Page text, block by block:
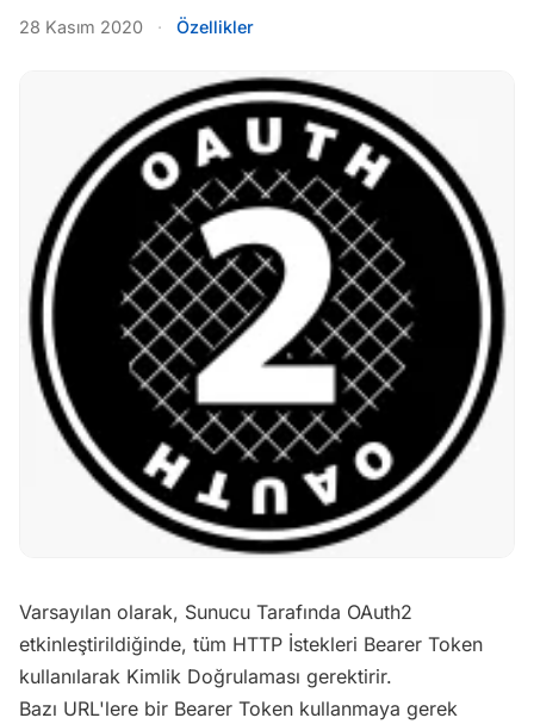
28 Kasım 2020 · Özellikler
Varsayılan olarak, Sunucu Tarafında OAuth2
etkinleştirildiğinde, tüm HTTP İstekleri Bearer Token
kullanılarak Kimlik Doğrulaması gerektirir.
Bazı URL'lere bir Bearer Token kullanmaya gerek